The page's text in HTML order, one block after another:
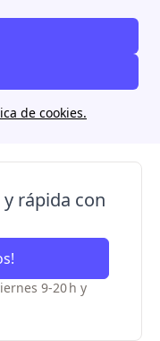
de cookies.
1 y 8 días
de 5 a
Si quieres
desde el
rápida con
9-20 h y